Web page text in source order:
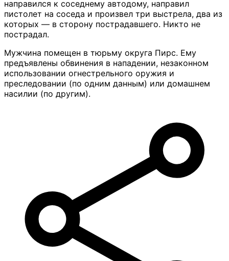
направился к соседнему автодому, направил
пистолет на соседа и произвел три выстрела, два из
которых — в сторону пострадавшего. Никто не
пострадал.
Мужчина помещен в тюрьму округа Пирс. Ему
предъявлены обвинения в нападении, незаконном
использовании огнестрельного оружия и
преследовании (по одним данным) или домашнем
насилии (по другим).